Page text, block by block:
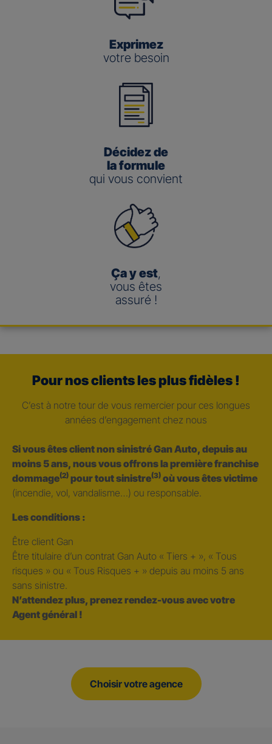
Exprimez
votre besoin
Décidez de
la formule
qui vous convient
Ça y est,
vous êtes
assuré !
Pour nos clients les plus fidèles !
C’est à notre tour de vous remercier pour ces longues
années d’engagement chez nous
Si vous êtes client non sinistré Gan Auto, depuis au
moins 5 ans, nous vous offrons la première franchise
dommage(2) pour tout sinistre(3) où vous êtes victime
(incendie, vol, vandalisme…) ou responsable.
Les conditions :
Être client Gan
Être titulaire d’un contrat Gan Auto « Tiers + », « Tous
risques » ou « Tous Risques + » depuis au moins 5 ans
sans sinistre.
N’attendez plus, prenez rendez-vous avec votre
Agent général !
Choisir votre agence